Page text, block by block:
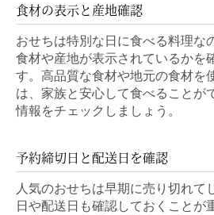
食材の表示と産地確認
おせちは特別な日に食べる料理な
食材や産地が表示されているかを
す。高品質な食材や地元の食材を
は、家族と安心して食べることが
情報をチェックしましょう。
予約締切日と配送日を確認
人気のおせちは早期に売り切れて
日や配送日も確認しておくことが